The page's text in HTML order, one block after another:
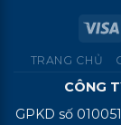
TRANG CHỦ
CÔNG
GPKD số